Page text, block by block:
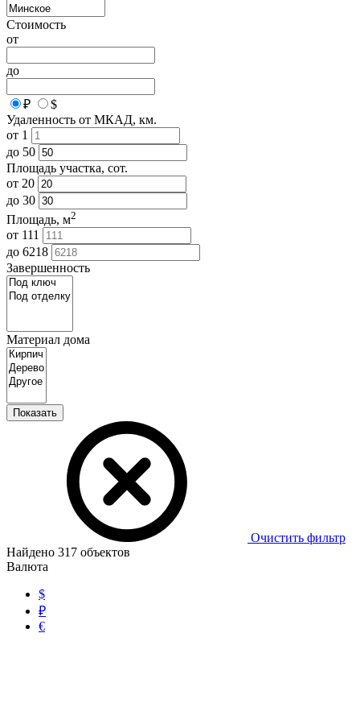
Стоимость
от
до
₽
$
Удаленность от МКАД, км.
от 1
до 50
Площадь участка, сот.
от 20
до 30
Площадь, м2
от 111
до 6218
Завершенность
Материал дома
Показать
Очистить фильтр
Найдено 317 объектов
Валюта
$
₽
€